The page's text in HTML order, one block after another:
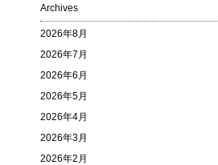
Archives
2026年8月
2026年7月
2026年6月
2026年5月
2026年4月
2026年3月
2026年2月